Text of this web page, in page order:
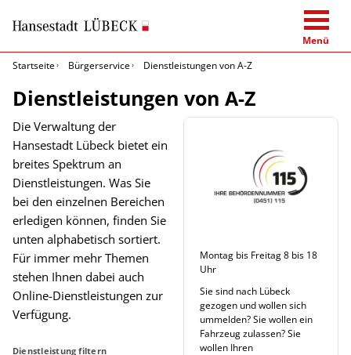
Menü
Startseite
Bürgerservice Dienstleistungen von A-Z
Dienstleistungen von A-Z
Die Verwaltung der
Hansestadt Lübeck bietet ein
breites Spektrum an
Dienstleistungen. Was Sie
bei den einzelnen Bereichen
erledigen können, finden Sie
unten alphabetisch sortiert.
Für immer mehr Themen
stehen Ihnen dabei auch
Online-Dienstleistungen zur
Verfügung.
Dienstleistung filtern
Montag bis Freitag 8 bis 18
Uhr
Sie sind nach Lübeck
gezogen und wollen sich
ummelden? Sie wollen ein
Fahrzeug zulassen? Sie
wollen Ihren